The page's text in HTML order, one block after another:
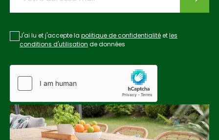
J'ai lu et j'accepte la politique de confidentialitéetles
conditions d'utilisation de données